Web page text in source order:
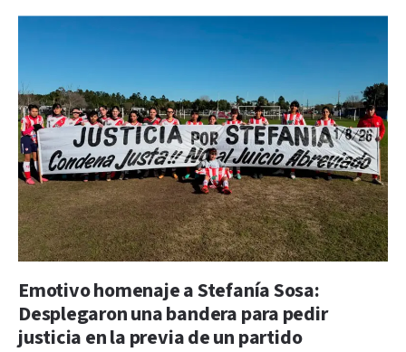
Emotivo homenaje a Stefanía Sosa:
Desplegaron una bandera para pedir
justicia en la previa de un partido